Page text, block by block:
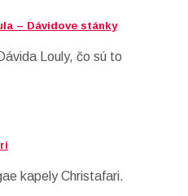
– Dávidove stánky
Louly, čo sú to
kapely Christafari.